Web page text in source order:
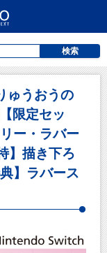
検索
うおうの
限定セッ
ー・ラバー
】描き下ろ
】ラバース